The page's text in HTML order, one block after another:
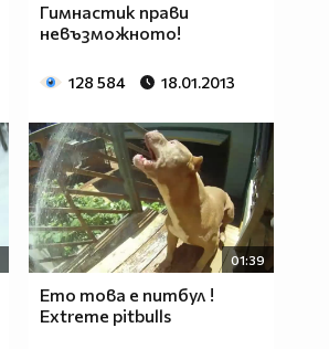
Гимнастик прави
невъзможното!
128 584 18.01.2013
01:39
Ето това е питбул !
Extreme pitbulls